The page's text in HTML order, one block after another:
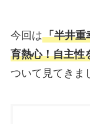
今回は「半井重
育熱心！自主性
ついて見てきま